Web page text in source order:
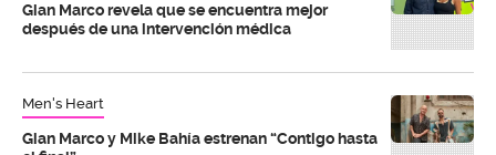
Gian Marco revela que se encuentra mejor
después de una intervención médica
Men's Heart
Gian Marco y Mike Bahía estrenan “Contigo hasta